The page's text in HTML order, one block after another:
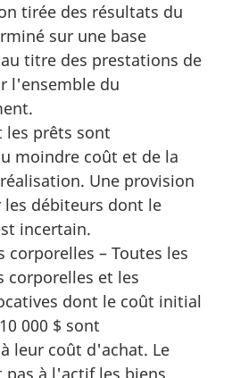
tirée des résultats du
sur une base
titre des prestations de
l'ensemble du
les prêts sont
moindre coût et de la
Une provision
débiteurs dont le
incertain.
– Toutes les
et les
dont le coût initial
000 $ sont
leur coût d'achat. Le
à l'actif les biens